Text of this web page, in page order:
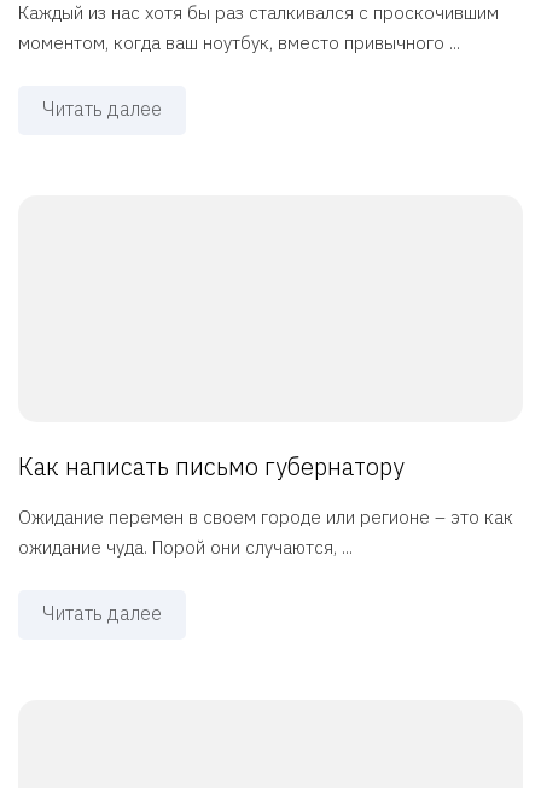
Каждый из нас хотя бы раз сталкивался с проскочившим
моментом, когда ваш ноутбук, вместо привычного ...
Читать далее
Как написать письмо губернатору
Ожидание перемен в своем городе или регионе – это как
ожидание чуда. Порой они случаются, ...
Читать далее